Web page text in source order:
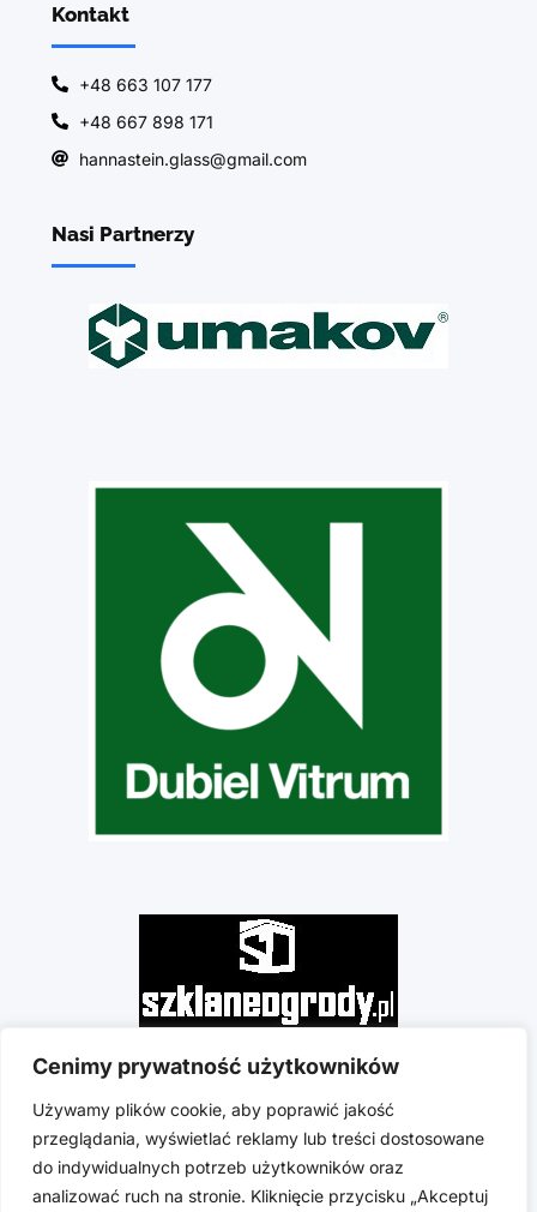
Cenimy prywatność użytkowników
Używamy plików cookie, aby poprawić jakość
przeglądania, wyświetlać reklamy lub treści dostosowane
do indywidualnych potrzeb użytkowników oraz
analizować ruch na stronie. Kliknięcie przycisku „Akceptuj
Kontakt
+48 663 107 177
+48 667 898 171
hannastein.glass@gmail.com
Nasi Partnerzy